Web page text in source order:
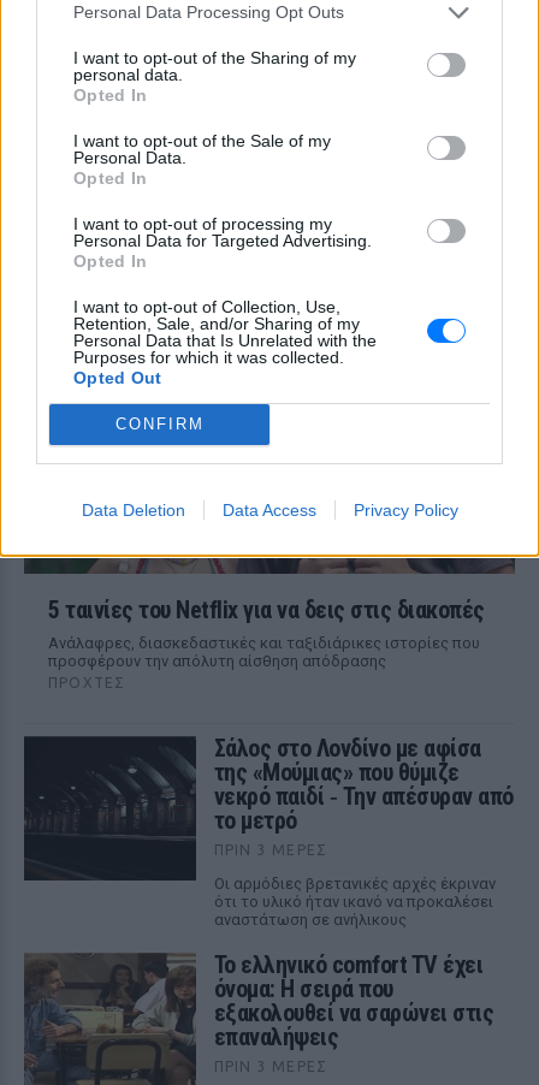
Personal Data Processing Opt Outs
I want to opt-out of the Sharing of my
personal data.
Opted In
I want to opt-out of the Sale of my
Personal Data.
Opted In
I want to opt-out of processing my
Personal Data for Targeted Advertising.
Opted In
I want to opt-out of Collection, Use,
Retention, Sale, and/or Sharing of my
Personal Data that Is Unrelated with the
Purposes for which it was collected.
Opted Out
CONFIRM
Data Deletion Data Access Privacy Policy
ξανά διάσημοι από… ατύχημα
ΧΤΕΣ
«ζωές» από όσες νομίζαμε
επίκαιρη
Ρώμα που αξίζει να δούμε ξανά στις
επαναλήψεις
5 ταινίες του Netflix για να δεις στις διακοπές
Aνάλαφρες, διασκεδαστικές και ταξιδιάρικες ιστορίες που
προσφέρουν την απόλυτη αίσθηση απόδρασης
ΠΡΟΧΤΈΣ
Σάλος στο Λονδίνο με αφίσα
της «Μούμιας» που θύμιζε
νεκρό παιδί ‑ Την απέσυραν από
το μετρό
ΠΡΙΝ 3 ΜΈΡΕΣ
Οι αρμόδιες βρετανικές αρχές έκριναν
ότι το υλικό ήταν ικανό να προκαλέσει
αναστάτωση σε ανήλικους
Το ελληνικό comfort TV έχει
όνομα: Η σειρά που
εξακολουθεί να σαρώνει στις
επαναλήψεις
ΠΡΙΝ 3 ΜΈΡΕΣ